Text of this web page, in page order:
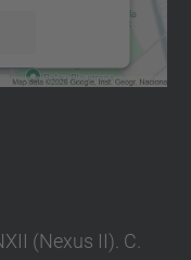
(Nexus II). C.